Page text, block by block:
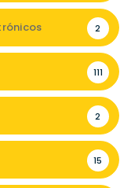
2
111
2
15